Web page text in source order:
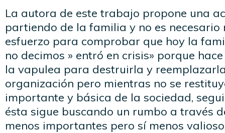
La autora de este trabajo propone una
partiendo de la familia y no es
esfuerzo para comprobar que hoy la
no decimos » entró en crisis» porque
la vapulea para destruirla y
organización pero mientras no se
importante y básica de la sociedad,
ésta sigue buscando un rumbo a través
menos importantes pero sí menos